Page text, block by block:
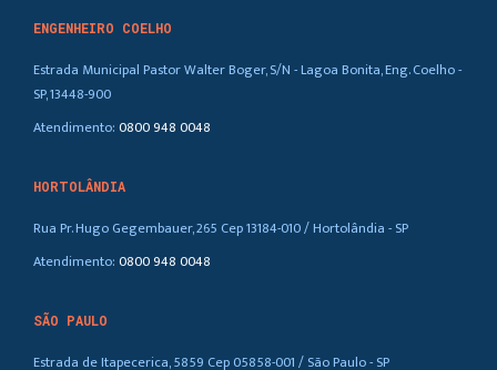
ENGENHEIRO COELHO
Estrada Municipal Pastor Walter Boger, S/N - Lagoa Bonita, Eng. Coelho -
SP, 13448-900
Atendimento:0800 948 0048
HORTOLÂNDIA
Rua Pr. Hugo Gegembauer, 265 Cep 13184-010 / Hortolândia - SP
Atendimento:0800 948 0048
SÃO PAULO
Estrada de Itapecerica, 5859 Cep 05858-001 / São Paulo - SP